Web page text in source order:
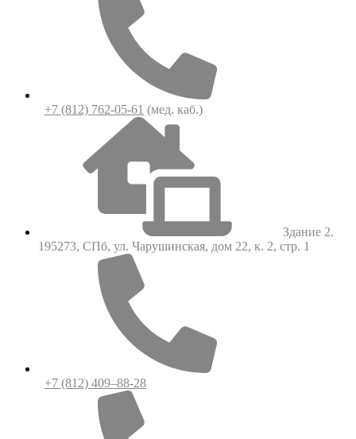
+7 (812) 762-05-61 (мед. каб.)
Здание 2.
195273, СПб, ул. Чарушинская, дом 22, к. 2, стр. 1
+7 (812) 409–88-28